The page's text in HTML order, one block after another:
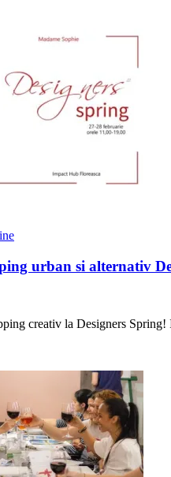
urban si alternativ
creativ la Designers